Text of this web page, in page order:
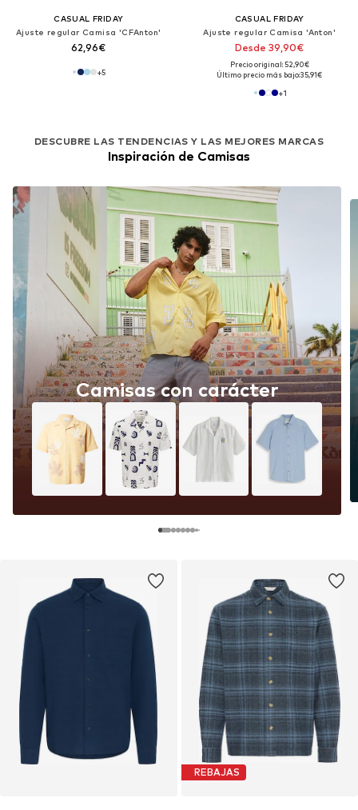
CASUAL FRIDAY
Ajuste regular Camisa 'CFAnton'
62,96€
+5
CASUAL FRIDAY
Ajuste regular Camisa 'Anton'
Desde 39,90€
Precio original: 52,90€
Último precio más bajo:35,91€
+1
DESCUBRE LAS TENDENCIAS Y LAS MEJORES MARCAS
Inspiración de Camisas
Camisas con carácter
REBAJAS